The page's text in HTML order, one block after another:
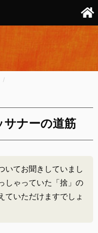
サナーの道筋
いてお聞きしていまし
しゃっていた「捨」の
ていただけますでしょ